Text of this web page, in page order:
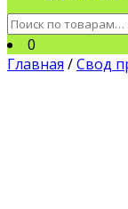
Искать:
0
Главная /Свод